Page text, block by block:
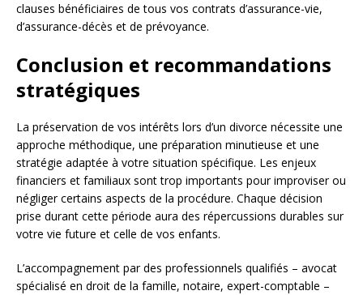
clauses bénéficiaires de tous vos contrats d’assurance-vie,
d’assurance-décès et de prévoyance.
Conclusion et recommandations
stratégiques
La préservation de vos intérêts lors d’un divorce nécessite une
approche méthodique, une préparation minutieuse et une
stratégie adaptée à votre situation spécifique. Les enjeux
financiers et familiaux sont trop importants pour improviser ou
négliger certains aspects de la procédure. Chaque décision
prise durant cette période aura des répercussions durables sur
votre vie future et celle de vos enfants.
L’accompagnement par des professionnels qualifiés – avocat
spécialisé en droit de la famille, notaire, expert-comptable –